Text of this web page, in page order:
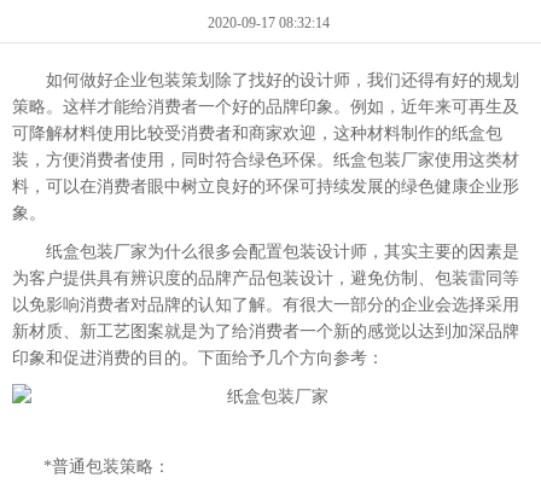
2020-09-17 08:32:14
如何做好企业包装策划除了找好的设计师，我们还得有好的规划
策略。这样才能给消费者一个好的品牌印象。例如，近年来可再生及
可降解材料使用比较受消费者和商家欢迎，这种材料制作的纸盒包
装，方便消费者使用，同时符合绿色环保。纸盒包装厂家使用这类材
料，可以在消费者眼中树立良好的环保可持续发展的绿色健康企业形
象。
纸盒包装厂家为什么很多会配置包装设计师，其实主要的因素是
为客户提供具有辨识度的品牌产品包装设计，避免仿制、包装雷同等
以免影响消费者对品牌的认知了解。有很大一部分的企业会选择采用
新材质、新工艺图案就是为了给消费者一个新的感觉以达到加深品牌
印象和促进消费的目的。下面给予几个方向参考：
*普通包装策略：